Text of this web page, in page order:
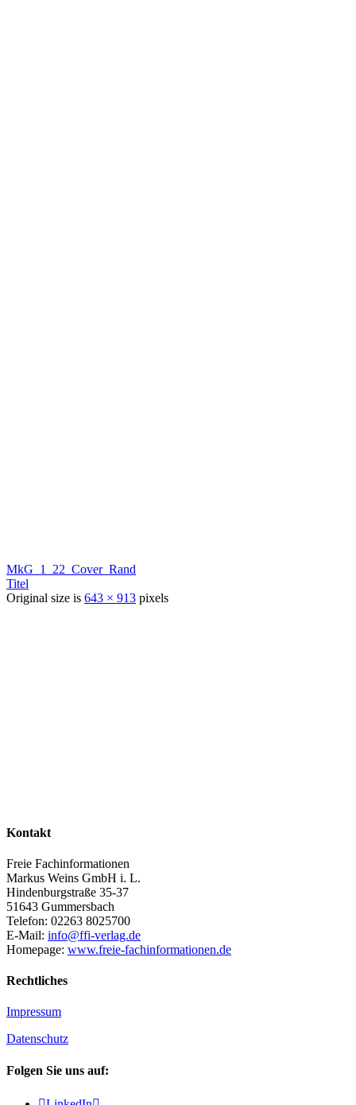
MkG_1_22_Cover_Rand
Titel
Original size is 643 × 913 pixels
Kontakt
Freie Fachinformationen
Markus Weins GmbH i. L.
Hindenburgstraße 35-37
51643 Gummersbach
Telefon: 02263 8025700
E-Mail: info@ffi-verlag.de
Homepage: www.freie-fachinformationen.de
Rechtliches
Impressum
Datenschutz
Folgen Sie uns auf: